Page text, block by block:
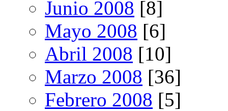
Junio 2008 [8]
Mayo 2008 [6]
Abril 2008 [10]
Marzo 2008 [36]
Febrero 2008 [5]